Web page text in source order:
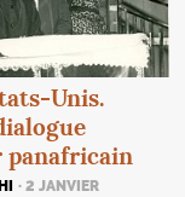
Unis.
· 2 JANVIER